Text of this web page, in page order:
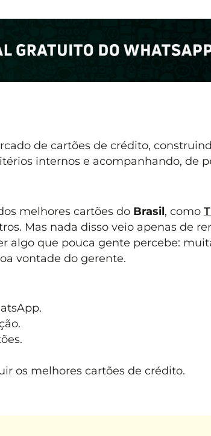
de cartões de crédito,
internos e acompanhando, de
melhores cartões do Brasil, como
Mas nada disso veio apenas de
algo que pouca gente percebe:
vontade do gerente.
os melhores cartões de crédito.